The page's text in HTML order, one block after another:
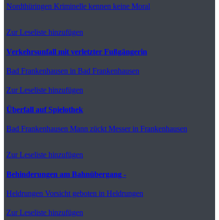
Nordthüringen Kriminelle kennen keine Moral
Zur Leseliste hinzufügen
Verkehrsunfall mit verletzter Fußgängerin
Bad Frankenhausen in Bad Frankenhausen
Zur Leseliste hinzufügen
Überfall auf Spielothek
Bad Frankenhausen Mann zückt Messer in Frankenhausen
Zur Leseliste hinzufügen
Behinderungen am Bahnübergang -
Heldrungen Vorsicht geboten in Heldrungen
Zur Leseliste hinzufügen